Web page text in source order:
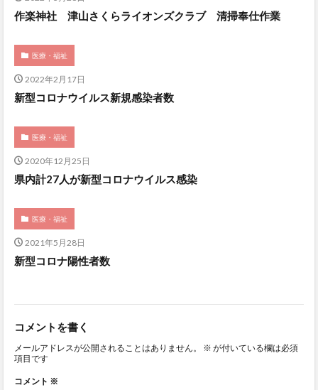
作楽神社 津山さくらライオンズクラブ 清掃奉仕作業
医療・福祉
2022年2月17日
新型コロナウイルス新規感染者数
医療・福祉
2020年12月25日
県内計27人が新型コロナウイルス感染
医療・福祉
2021年5月28日
新型コロナ陽性者数
コメントを書く
メールアドレスが公開されることはありません。 ※ が付いている欄は必須
項目です
コメント ※